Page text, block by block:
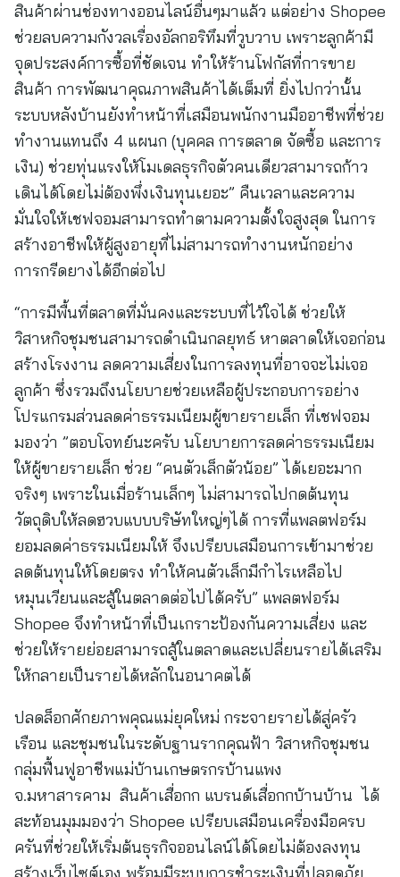
สินค้าผ่านช่องทางออนไลน์อื่นๆมาแล้ว แต่อย่าง Shopee
ช่วยลบความกังวลเรื่องอัลกอริทึมที่วูบวาบ เพราะลูกค้ามี
จุดประสงค์การซื้อที่ชัดเจน ทำให้ร้านโฟกัสที่การขาย
สินค้า การพัฒนาคุณภาพสินค้าได้เต็มที่ ยิ่งไปกว่านั้น
ระบบหลังบ้านยังทำหน้าที่เสมือนพนักงานมืออาชีพที่ช่วย
ทำงานแทนถึง 4 แผนก (บุคคล การตลาด จัดซื้อ และการ
เงิน) ช่วยทุ่นแรงให้โมเดลธุรกิจตัวคนเดียวสามารถก้าว
เดินได้โดยไม่ต้องพึ่งเงินทุนเยอะ” คืนเวลาและความ
มั่นใจให้เชฟจอมสามารถทำตามความตั้งใจสูงสุด ในการ
สร้างอาชีพให้ผู้สูงอายุที่ไม่สามารถทำงานหนักอย่าง
การกรีดยางได้อีกต่อไป
“การมีพื้นที่ตลาดที่มั่นคงและระบบที่ไว้ใจได้ ช่วยให้
วิสาหกิจชุมชนสามารถดำเนินกลยุทธ์ หาตลาดให้เจอก่อน
สร้างโรงงาน ลดความเสี่ยงในการลงทุนที่อาจจะไม่เจอ
ลูกค้า ซึ่งรวมถึงนโยบายช่วยเหลือผู้ประกอบการอย่าง
โปรแกรมส่วนลดค่าธรรมเนียมผู้ขายรายเล็ก ที่เชฟจอม
มองว่า ”ตอบโจทย์นะครับ นโยบายการลดค่าธรรมเนียม
ให้ผู้ขายรายเล็ก ช่วย “คนตัวเล็กตัวน้อย” ได้เยอะมาก
จริงๆ เพราะในเมื่อร้านเล็กๆ ไม่สามารถไปกดต้นทุน
วัตถุดิบให้ลดฮวบแบบบริษัทใหญ่ๆได้ การที่แพลตฟอร์ม
ยอมลดค่าธรรมเนียมให้ จึงเปรียบเสมือนการเข้ามาช่วย
ลดต้นทุนให้โดยตรง ทำให้คนตัวเล็กมีกำไรเหลือไป
หมุนเวียนและสู้ในตลาดต่อไปได้ครับ” แพลตฟอร์ม
Shopee จึงทำหน้าที่เป็นเกราะป้องกันความเสี่ยง และ
ช่วยให้รายย่อยสามารถสู้ในตลาดและเปลี่ยนรายได้เสริม
ให้กลายเป็นรายได้หลักในอนาคตได้
ปลดล็อกศักยภาพคุณแม่ยุคใหม่ กระจายรายได้สู่ครัว
เรือน และชุมชนในระดับฐานรากคุณฟ้า วิสาหกิจชุมชน
กลุ่มฟื้นฟูอาชีพแม่บ้านเกษตรกรบ้านแพง
จ.มหาสารคาม สินค้าเสื่อกก แบรนด์เสื่อกกบ้านบ้าน ได้
สะท้อนมุมมองว่า Shopee เปรียบเสมือนเครื่องมือครบ
ครันที่ช่วยให้เริ่มต้นธุรกิจออนไลน์ได้โดยไม่ต้องลงทุน